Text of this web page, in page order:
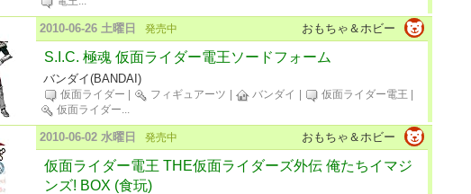
おもちゃ＆ホビー
2010-06-26 土曜日 発売中
S.I.C. 極魂 仮面ライダー電王ソードフォーム
バンダイ(BANDAI)
仮面ライダー フィギュアーツ バンダイ 仮面ライダー電王
仮面ライダー...
おもちゃ＆ホビー
2010-06-02 水曜日 発売中
仮面ライダー電王 THE仮面ライダーズ外伝 俺たちイマジ
ンズ! BOX (食玩)